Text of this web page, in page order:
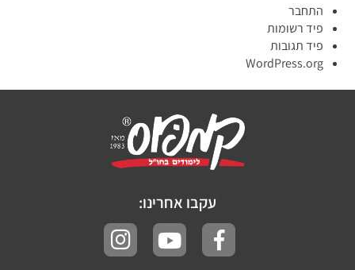
התחבר
פיד רשומות
פיד תגובות
WordPress.org
עקבו אחרינו: